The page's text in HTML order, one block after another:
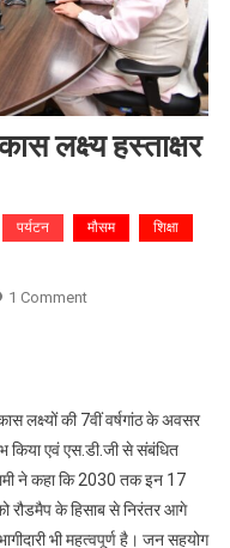
लक्ष्य हस्ताक्षर
पर्यटन मौसम
शिक्षा
1 CommentOn
लक्ष्य
हस्ताक्षर
अभियान
का
लक्ष्यों की 7वीं वर्षगांठ के अवसर
किया एवं एस.डी.जी से संबंधित
ने कहा कि 2030 तक इन 17
रौडमैप के हिसाब से निरंतर आगे
भी महत्वपूर्ण है। जन सहयोग